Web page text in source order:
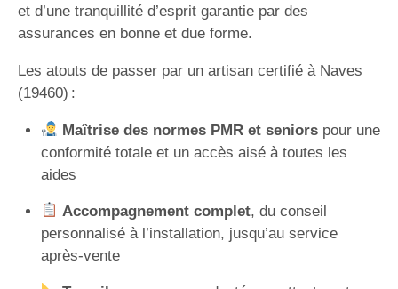
et d’une tranquillité d’esprit garantie par des
assurances en bonne et due forme.
Les atouts de passer par un artisan certifié à Naves
(19460) :
Maîtrise des normes PMR et seniorspour une
conformité totale et un accès aisé à toutes les
aides
Accompagnement complet, du conseil
personnalisé à l’installation, jusqu’au service
après-vente